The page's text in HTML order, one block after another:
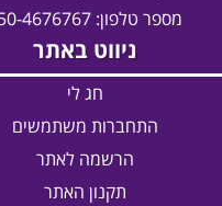
מספר טלפון: 050-4676767
ניווט באתר
חג לי
התחברות משתמשים
הרשמה לאתר
תקנון האתר